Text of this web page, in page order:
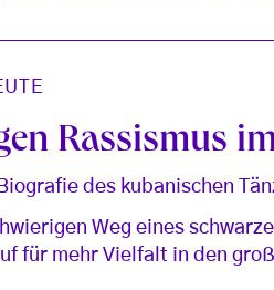
Rassismus
des kubanischen
Weg eines
für mehr Vielfalt in den